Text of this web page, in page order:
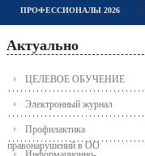
ПРОФЕССИОНАЛЫ 2026
Актуально
ЦЕЛЕВОЕ ОБУЧЕНИЕ
Электронный журнал
Профилактика
правонарушений в ОО